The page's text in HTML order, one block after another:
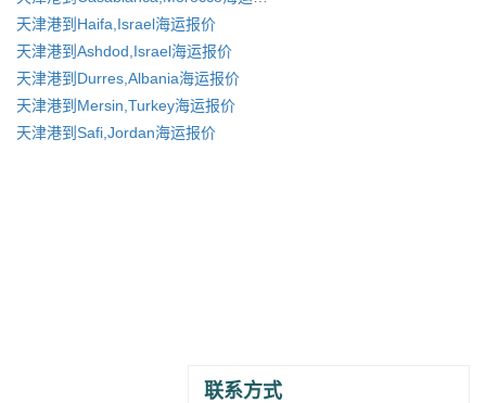
天津港到Haifa,Israel海运报价
天津港到Ashdod,Israel海运报价
天津港到Durres,Albania海运报价
天津港到Mersin,Turkey海运报价
天津港到Safi,Jordan海运报价
联系方式